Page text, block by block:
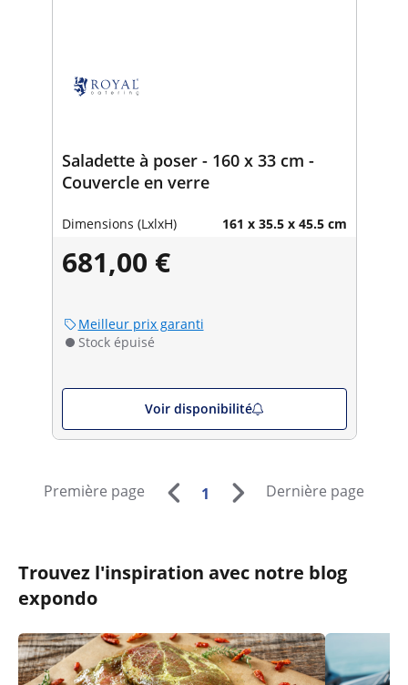
Saladette à poser - 160 x 33 cm -
Couvercle en verre
Dimensions (LxlxH) 161 x 35.5 x 45.5 cm
681,00 €
Meilleur prix garanti
Stock épuisé
Voir disponibilité
Première page 1 Dernière page
Trouvez l'inspiration avec notre blog
expondo